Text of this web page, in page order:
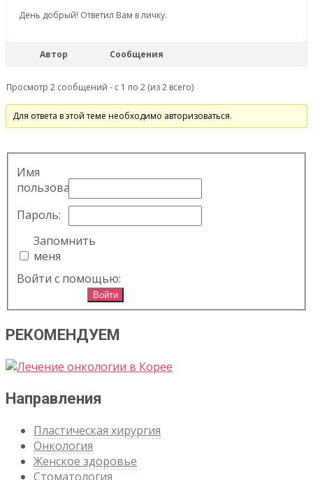
День добрый! Ответил Вам в личку.
Автор Сообщения
Просмотр 2 сообщений - с 1 по 2 (из 2 всего)
Для ответа в этой теме необходимо авторизоваться.
Имя
пользователя:
Пароль:
Запомнить
меня
Войти с помощью:
Войти
РЕКОМЕНДУЕМ
Направления
Пластическая хирургия
Онкология
Женское здоровье
Стоматология